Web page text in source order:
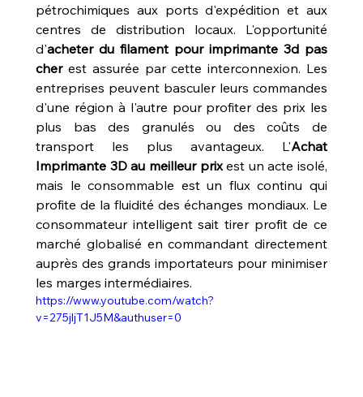
pétrochimiques aux ports d'expédition et aux
centres de distribution locaux. L'opportunité
d'acheter du filament pour imprimante 3d pas
cher est assurée par cette interconnexion. Les
entreprises peuvent basculer leurs commandes
d'une région à l'autre pour profiter des prix les
plus bas des granulés ou des coûts de
transport les plus avantageux. L'Achat
Imprimante 3D au meilleur prix est un acte isolé,
mais le consommable est un flux continu qui
profite de la fluidité des échanges mondiaux. Le
consommateur intelligent sait tirer profit de ce
marché globalisé en commandant directement
auprès des grands importateurs pour minimiser
les marges intermédiaires.
https://www.youtube.com/watch?
v=275jljT1J5M&authuser=0